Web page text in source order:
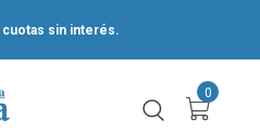
cuotas sin interés.